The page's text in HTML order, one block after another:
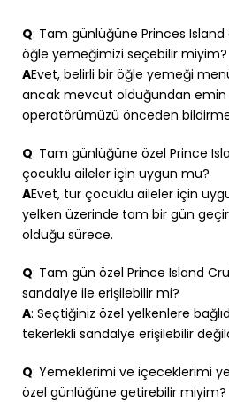
Q: Tam günlüğüne Princes Island
öğle yemeğimizi seçebilir miyim?
AEvet, belirli bir öğle yemeği
ancak mevcut olduğundan emin
operatörümüzü önceden
Q: Tam günlüğüne özel Prince
çocuklu aileler için uygun mu?
AEvet, tur çocuklu aileler için
yelken üzerinde tam bir gün
olduğu sürece.
Q: Tam gün özel Prince Island
sandalye ile erişilebilir mi?
A: Seçtiğiniz özel yelkenlere
tekerlekli sandalye erişilebilir
Q: Yemeklerimi ve içeceklerimi
özel günlüğüne getirebilir miyim?